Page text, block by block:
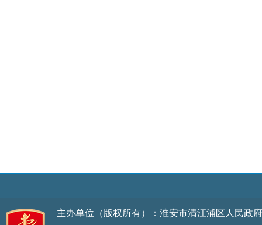
主办单位（版权所有）：淮安市清江浦区人民